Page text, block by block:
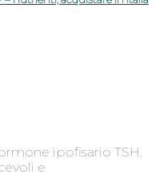
ipofisario TSH.
e